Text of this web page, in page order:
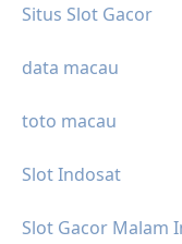
Situs Slot Gacor
data macau
toto macau
Slot Indosat
Slot Gacor Malam